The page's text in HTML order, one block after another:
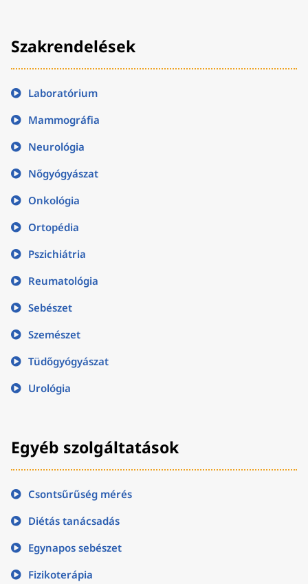
Szakrendelések
Laboratórium
Mammográfia
Neurológia
Nőgyógyászat
Onkológia
Ortopédia
Pszichiátria
Reumatológia
Sebészet
Szemészet
Tüdőgyógyászat
Urológia
Egyéb szolgáltatások
Csontsűrűség mérés
Diétás tanácsadás
Egynapos sebészet
Fizikoterápia